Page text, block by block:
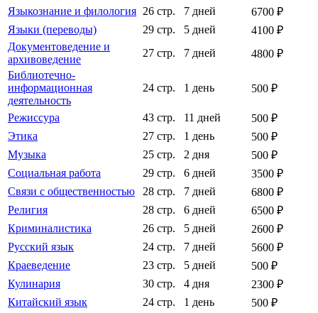
Языкознание и филология 26 стр. 7 дней
6700 ₽
Языки (переводы)
29 стр. 5 дней
4100 ₽
Документоведение и
архивоведение
27 стр. 7 дней
4800 ₽
Библиотечно-
информационная
деятельность
24 стр. 1 день 500 ₽
Режиссура 43 стр. 11 дней
500 ₽
Этика
27 стр. 1 день
500 ₽
Музыка
25 стр. 2 дня
500 ₽
Социальная работа
29 стр. 6 дней
3500 ₽
Связи с общественностью
28 стр. 7 дней
6800 ₽
Религия
28 стр. 6 дней
6500 ₽
Криминалистика
26 стр. 5 дней
2600 ₽
Русский язык
24 стр. 7 дней
5600 ₽
Краеведение
23 стр. 5 дней
500 ₽
Кулинария
30 стр. 4 дня
2300 ₽
Китайский язык
24 стр. 1 день
500 ₽